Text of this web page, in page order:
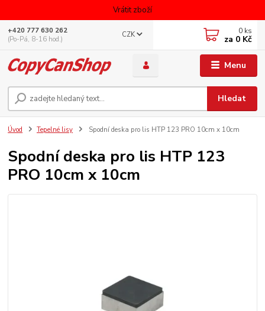
Vrátit zboží
Menu
CZK
Hledat
+420 777 630 262
(Po-Pá, 8-16 hod.)
0 ks
za 0 Kč
Úvod Tepelné lisy Spodní deska pro lis HTP 123 PRO 10cm x 10cm
Spodní deska pro lis HTP 123
PRO 10cm x 10cm